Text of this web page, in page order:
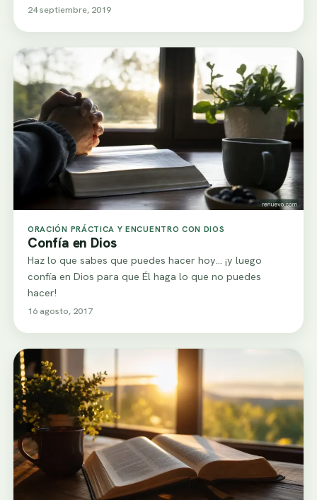
24 septiembre, 2019
ORACIÓN PRÁCTICA Y ENCUENTRO CON DIOS
Confía en Dios
Haz lo que sabes que puedes hacer hoy... ¡y luego
confía en Dios para que Él haga lo que no puedes
hacer!
16 agosto, 2017